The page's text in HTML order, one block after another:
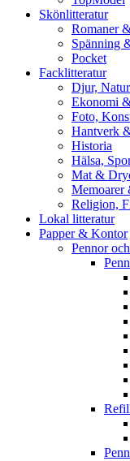
Skönlitteratur
Romaner
Spänning
Pocket
Facklitteratur
Djur,
Ekonomi
Foto,
Hantverk
Historia
Hälsa,
Mat &
Memoarer
Religion,
Lokal litteratur
Papper & Kontor
Pennor